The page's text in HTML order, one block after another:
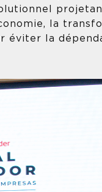
la
éviter la